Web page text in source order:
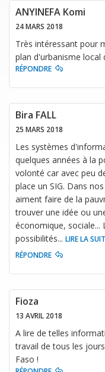
ANYINEFA Komi
24 MARS 2018
Très intéressant pour
plan d'urbanisme local
RÉPONDRE
Bira FALL
25 MARS 2018
Les systèmes
quelques années à la
volonté car avec peu
place un SIG. Dans
aiment faire de la
trouver une idée ou
économique,
possibilités... LIRE LA
RÉPONDRE
Fioza
13 AVRIL 2018
A lire de telles
travail de tous les
Faso !